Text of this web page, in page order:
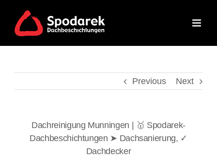
content
Previous Next
Dachreinigung Munningen | 🥇 Spodarek-
Dachbeschichtungen ➤ Dachsanierung, ✓
Dachdecker